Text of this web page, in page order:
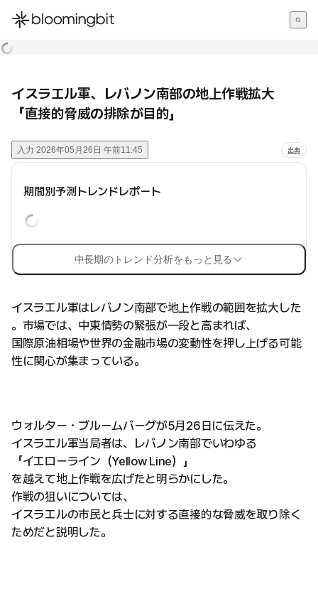
한국어
イスラエル軍、レバノン南部の地上作戦拡大
「直接的脅威の排除が目的」
入力 2026年05月26日 午前11:45 出典
期間別予測トレンドレポート
中長期のトレンド分析をもっと見る
イスラエル軍はレバノン南部で地上作戦の範囲を拡大した
。市場では、中東情勢の緊張が一段と高まれば、
国際原油相場や世界の金融市場の変動性を押し上げる可能
性に関心が集まっている。
ウォルター・ブルームバーグが5月26日に伝えた。
イスラエル軍当局者は、レバノン南部でいわゆる
「イエローライン（Yellow Line）」
を越えて地上作戦を広げたと明らかにした。
作戦の狙いについては、
イスラエルの市民と兵士に対する直接的な脅威を取り除く
ためだと説明した。